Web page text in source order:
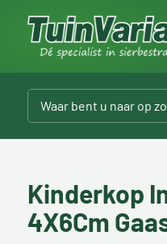
Kinderkop
4X6Cm